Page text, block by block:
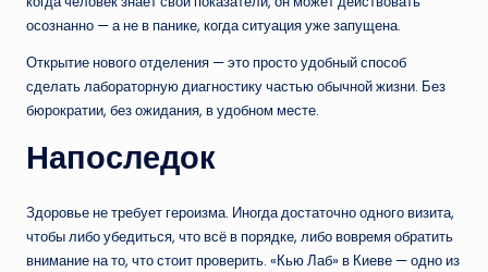
осознанно — а не в панике, когда ситуация уже запущена.
Открытие нового отделения — это просто удобный способ
сделать лабораторную диагностику частью обычной жизни. Без
бюрократии, без ожидания, в удобном месте.
Напоследок
Здоровье не требует героизма. Иногда достаточно одного визита,
чтобы либо убедиться, что всё в порядке, либо вовремя обратить
внимание на то, что стоит проверить. «Кью Лаб» в Киеве — одно из